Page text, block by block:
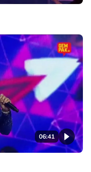
06:41